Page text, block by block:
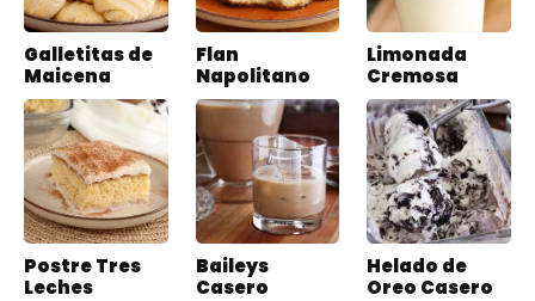
Galletitas de
Maicena
Flan
Napolitano
Limonada
Cremosa
Postre Tres
Leches
Baileys
Casero
Helado de
Oreo Casero